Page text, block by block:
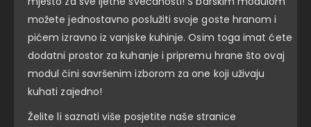
možete jednostavno poslužiti svoje goste hranom i
pićem izravno iz vanjske kuhinje. Osim toga imat ćete
dodatni prostor za kuhanje i pripremu hrane što ovaj
modul čini savršenim izborom za one koji uživaju
kuhati zajedno!
Želite li saznati više posjetite naše stranice